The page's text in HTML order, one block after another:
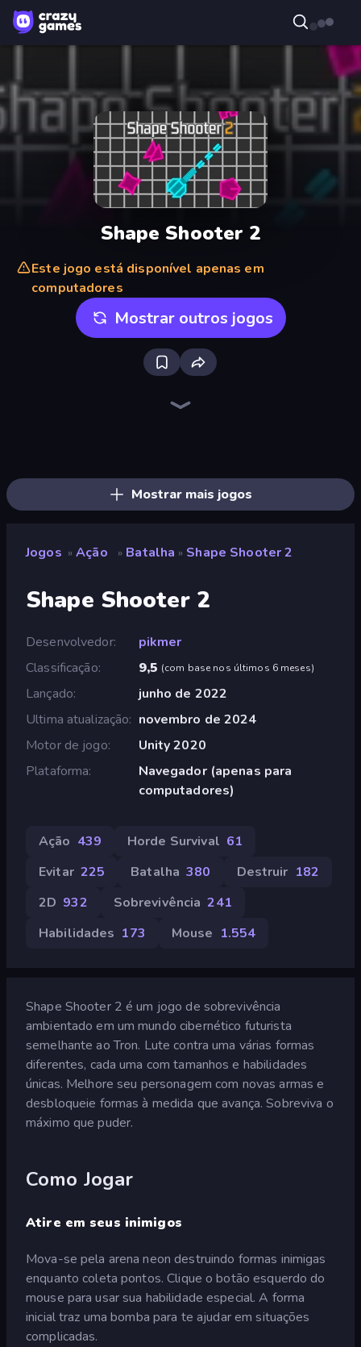
Shape Shooter 2
Este jogo está disponível apenas em
computadores
Mostrar outros jogos
Mostrar mais jogos
Jogos » Ação » Batalha » Shape Shooter 2
Shape Shooter 2
Desenvolvedor
pikmer
Classificação
9,5 (com base nos últimos 6 meses)
Lançado
junho de 2022
Ultima atualização
novembro de 2024
Motor de jogo
Unity 2020
Plataforma
Navegador (apenas para
computadores)
Ação 439 Horde Survival 61
Evitar 225 Batalha 380 Destruir 182
2D 932 Sobrevivência 241
Habilidades 173 Mouse 1.554
Shape Shooter 2 é um jogo de sobrevivência
ambientado em um mundo cibernético futurista
semelhante ao Tron. Lute contra uma várias formas
diferentes, cada uma com tamanhos e habilidades
únicas. Melhore seu personagem com novas armas e
desbloqueie formas à medida que avança. Sobreviva o
máximo que puder.
Como Jogar
Atire em seus inimigos
Mova-se pela arena neon destruindo formas inimigas
enquanto coleta pontos. Clique o botão esquerdo do
mouse para usar sua habilidade especial. A forma
inicial traz uma bomba para te ajudar em situações
complicadas.